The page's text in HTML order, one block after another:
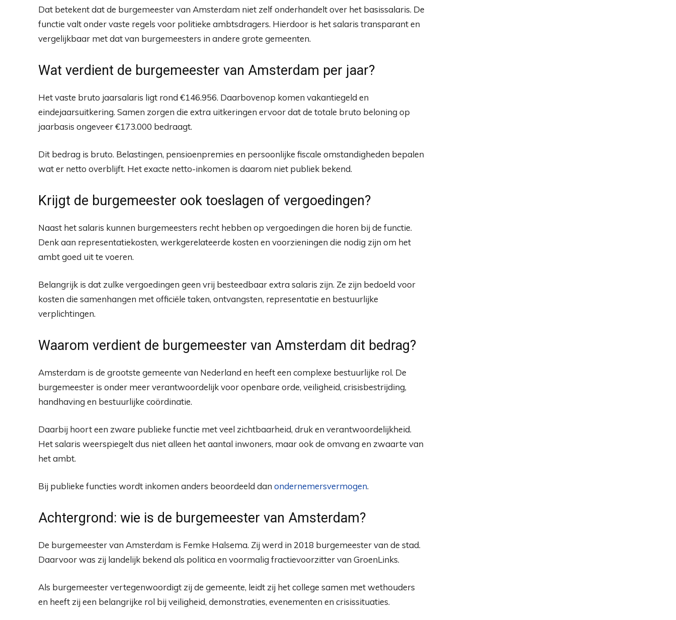
Dat betekent dat de burgemeester van Amsterdam niet zelf onderhandelt over het basissalaris. De
functie valt onder vaste regels voor politieke ambtsdragers. Hierdoor is het salaris transparant en
vergelijkbaar met dat van burgemeesters in andere grote gemeenten.
Wat verdient de burgemeester van Amsterdam per jaar?
Het vaste bruto jaarsalaris ligt rond €146.956. Daarbovenop komen vakantiegeld en
eindejaarsuitkering. Samen zorgen die extra uitkeringen ervoor dat de totale bruto beloning op
jaarbasis ongeveer €173.000 bedraagt.
Dit bedrag is bruto. Belastingen, pensioenpremies en persoonlijke fiscale omstandigheden bepalen
wat er netto overblijft. Het exacte netto-inkomen is daarom niet publiek bekend.
Krijgt de burgemeester ook toeslagen of vergoedingen?
Naast het salaris kunnen burgemeesters recht hebben op vergoedingen die horen bij de functie.
Denk aan representatiekosten, werkgerelateerde kosten en voorzieningen die nodig zijn om het
ambt goed uit te voeren.
Belangrijk is dat zulke vergoedingen geen vrij besteedbaar extra salaris zijn. Ze zijn bedoeld voor
kosten die samenhangen met officiële taken, ontvangsten, representatie en bestuurlijke
verplichtingen.
Waarom verdient de burgemeester van Amsterdam dit bedrag?
Amsterdam is de grootste gemeente van Nederland en heeft een complexe bestuurlijke rol. De
burgemeester is onder meer verantwoordelijk voor openbare orde, veiligheid, crisisbestrijding,
handhaving en bestuurlijke coördinatie.
Daarbij hoort een zware publieke functie met veel zichtbaarheid, druk en verantwoordelijkheid.
Het salaris weerspiegelt dus niet alleen het aantal inwoners, maar ook de omvang en zwaarte van
het ambt.
Bij publieke functies wordt inkomen anders beoordeeld dan ondernemersvermogen.
Achtergrond: wie is de burgemeester van Amsterdam?
De burgemeester van Amsterdam is Femke Halsema. Zij werd in 2018 burgemeester van de stad.
Daarvoor was zij landelijk bekend als politica en voormalig fractievoorzitter van GroenLinks.
Als burgemeester vertegenwoordigt zij de gemeente, leidt zij het college samen met wethouders
en heeft zij een belangrijke rol bij veiligheid, demonstraties, evenementen en crisissituaties.